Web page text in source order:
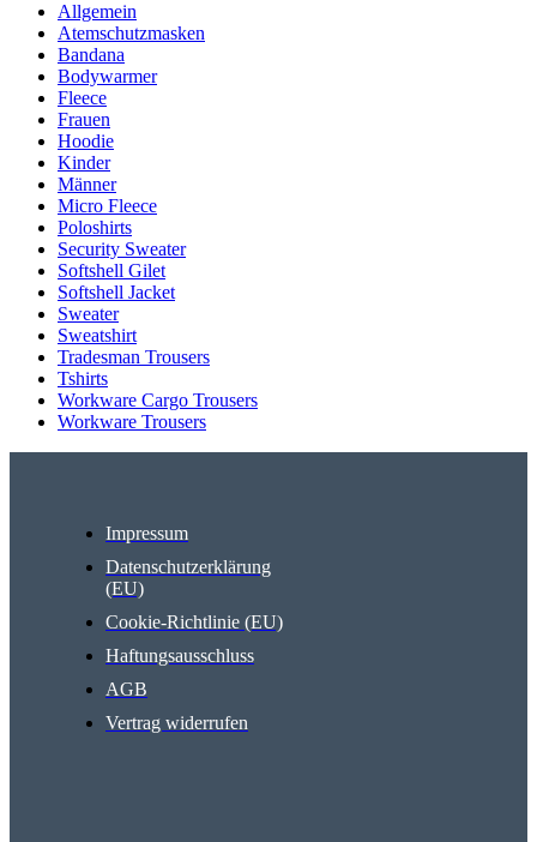
Allgemein
Atemschutzmasken
Bandana
Bodywarmer
Fleece
Frauen
Hoodie
Kinder
Männer
Micro Fleece
Poloshirts
Security Sweater
Softshell Gilet
Softshell Jacket
Sweater
Sweatshirt
Tradesman Trousers
Tshirts
Workware Cargo Trousers
Workware Trousers
Impressum
Datenschutzerklärung
(EU)
Cookie-Richtlinie (EU)
Haftungsausschluss
AGB
Vertrag widerrufen